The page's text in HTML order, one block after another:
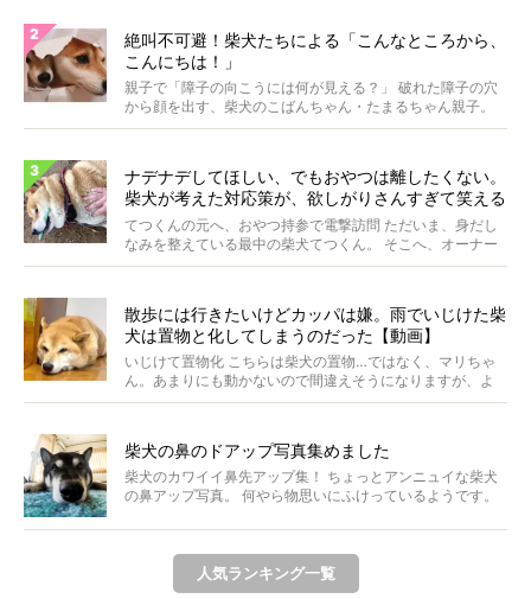
絶叫不可避！柴犬たちによる「こんなところから、
こんにちは！」
親子で「障子の向こうには何が見える？」 破れた障子の穴
から顔を出す、柴犬のこばんちゃん・たまるちゃん親子。
親子...
ナデナデしてほしい、でもおやつは離したくない。
柴犬が考えた対応策が、欲しがりさんすぎて笑える
【動画】
てつくんの元へ、おやつ持参で電撃訪問 ただいま、身だし
なみを整えている最中の柴犬てつくん。 そこへ、オーナー
さ...
散歩には行きたいけどカッパは嫌。雨でいじけた柴
犬は置物と化してしまうのだった【動画】
いじけて置物化 こちらは柴犬の置物…ではなく、マリちゃ
ん。あまりにも動かないので間違えそうになりますが、よ
く見...
柴犬の鼻のドアップ写真集めました
柴犬のカワイイ鼻先アップ集！ ちょっとアンニュイな柴犬
の鼻アップ写真。 何やら物思いにふけっているようです。
人気ランキング一覧